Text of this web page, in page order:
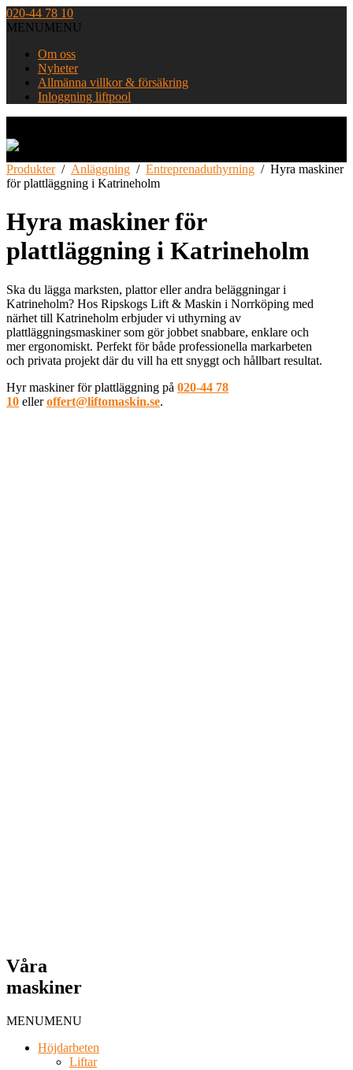
Skip
to
020-44 78 10
MENUMENU
Om oss
Nyheter
Allmänna villkor & försäkring
Inloggning liftpool
Produkter/ Anläggning / Entreprenaduthyrning / Hyra maskiner
för plattläggning i Katrineholm
Hyra maskiner för
plattläggning i Katrineholm
Ska du lägga marksten, plattor eller andra beläggningar i
Katrineholm? Hos Ripskogs Lift & Maskin i Norrköping med
närhet till Katrineholm erbjuder vi uthyrning av
plattläggningsmaskiner som gör jobbet snabbare, enklare och
mer ergonomiskt. Perfekt för både professionella markarbeten
och privata projekt där du vill ha ett snyggt och hållbart resultat.
Hyr maskiner för plattläggning på 020-44 78
10 elleroffert@liftomaskin.se.
Våra
maskiner
MENUMENU
Höjdarbeten
Liftar